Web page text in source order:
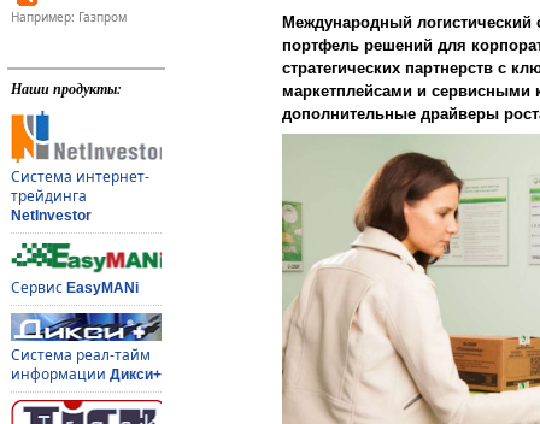
Например: Газпром
Наши продукты:
Система интернет-
трейдинга
NetInvestor
Сервис EasyMANi
Система реал-тайм
информации Дикси+
Международный логистический
портфель решений для
стратегических партнерств с
маркетплейсами и сервисными
дополнительные драйверы